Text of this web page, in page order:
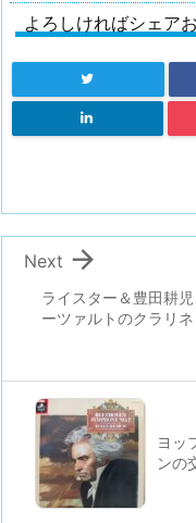
よろしければシェア
ライスター＆豊田耕
ーツァルトのクラリ

Next
ヨッ
ンの